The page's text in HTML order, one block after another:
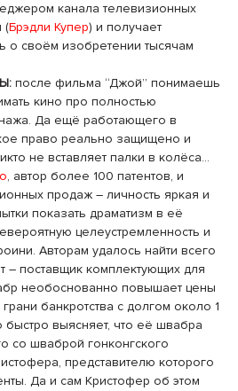
канала телевизионных
(Брэдли Купер) и получает
о своём изобретении тысячам
после фильма “Джой” понимаешь
кино про полностью
Да ещё работающего в
право реально защищено и
не вставляет палки в колёса…
, автор более 100 патентов, и
продаж – личность яркая и
показать драматизм в её
целеустремленность и
Авторам удалось найти всего
– поставщик комплектующих для
необоснованно повышает цены
банкротства с долгом около 1
выясняет, что её швабра
со шваброй гонконгского
представителю которого
Да и сам Кристофер об этом